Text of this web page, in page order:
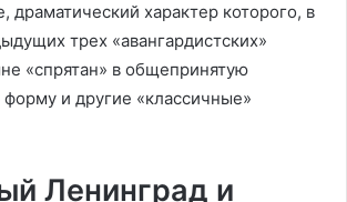
драматический характер которого, в
трех «авангардистских»
«спрятан» в общепринятую
и другие «классичные»
Ленинград и